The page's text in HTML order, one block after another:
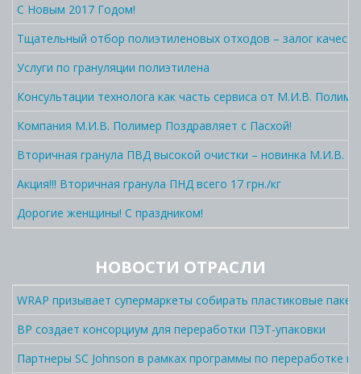
С Новым 2017 Годом!
Тщательный отбор полиэтиленовых отходов – залог
Услуги по грануляции полиэтилена
Консультации технолога как часть сервиса от М.И.В.
Компания М.И.В. Полимер Поздравляет с Пасхой!
Вторичная гранула ПВД высокой очистки – новинка М.И.В.
Акция!!! Вторичная гранула ПНД всего 17 грн./кг
Дорогие женщины! С праздником!
НОВОСТИ ОТРАСЛИ
WRAP призывает супермаркеты собирать пластиковые
BP создает консорциум для переработки ПЭТ-упаковки
Партнеры SC Johnson в рамках программы по переработке